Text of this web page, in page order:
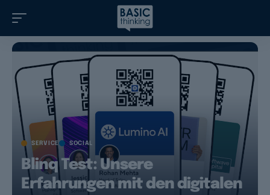
SERVICE SOCIAL
Blinq Test: Unsere
Erfahrungen mit den digitalen